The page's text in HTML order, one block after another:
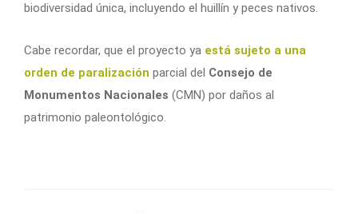
biodiversidad única, incluyendo el huillín y peces nativos.
Cabe recordar, que el proyecto ya está sujeto a una
orden de paralización parcial del Consejo de
Monumentos Nacionales (CMN) por daños al
patrimonio paleontológico.